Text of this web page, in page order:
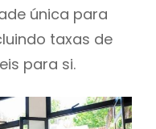
única para
taxas de
para si.